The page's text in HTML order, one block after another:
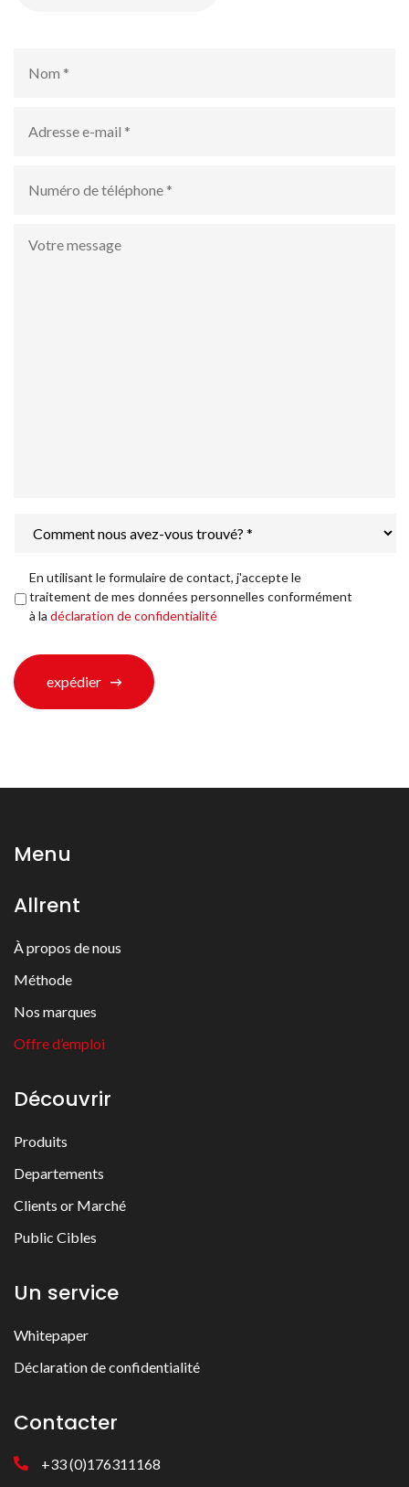
message
nous
vous
trouvé?
*
Déclaration
de
confidentialité
En utilisant le formulaire de contact, j'accepte le
traitement de mes données personnelles conformément
à la déclaration de confidentialité
expédier
Menu
Allrent
À propos de nous
Méthode
Nos marques
Offre d’emploi
Découvrir
Produits
Departements
Clients or Marché
Public Cibles
Un service
Whitepaper
Déclaration de confidentialité
Contacter
+33 (0)176311168